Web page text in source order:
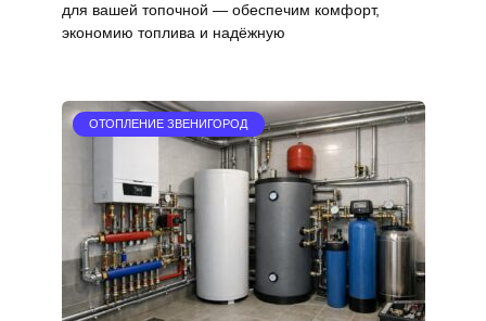
для вашей топочной — обеспечим комфорт,
экономию топлива и надёжную
ОТОПЛЕНИЕ ЗВЕНИГОРОД